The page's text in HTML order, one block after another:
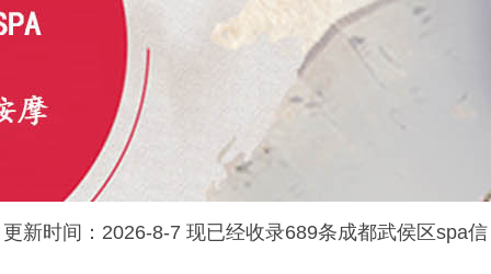
更新时间：2026-8-7 现已经收录689条成都武侯区spa信